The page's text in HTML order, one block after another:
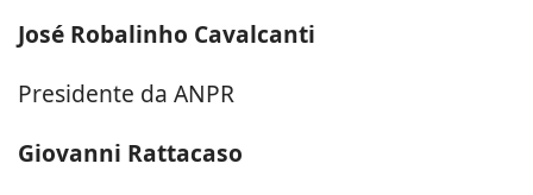
José Robalinho Cavalcanti
Presidente da ANPR
Giovanni Rattacaso